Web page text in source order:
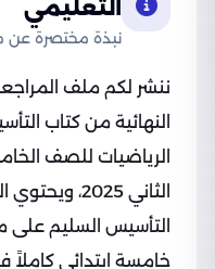
التعليمي
نبذة مختصرة عن
ننشر لكم ملف المراجعة
النهائية من كتاب
الرياضيات للصف
الثاني
التأسيس السليم على
خامسة ابتدائي